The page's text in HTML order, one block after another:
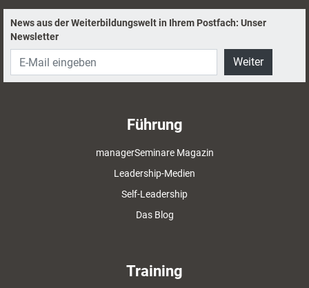
News aus der Weiterbildungswelt in Ihrem Postfach: Unser
Newsletter
Weiter
Führung
managerSeminare Magazin
Leadership-Medien
Self-Leadership
Das Blog
Training